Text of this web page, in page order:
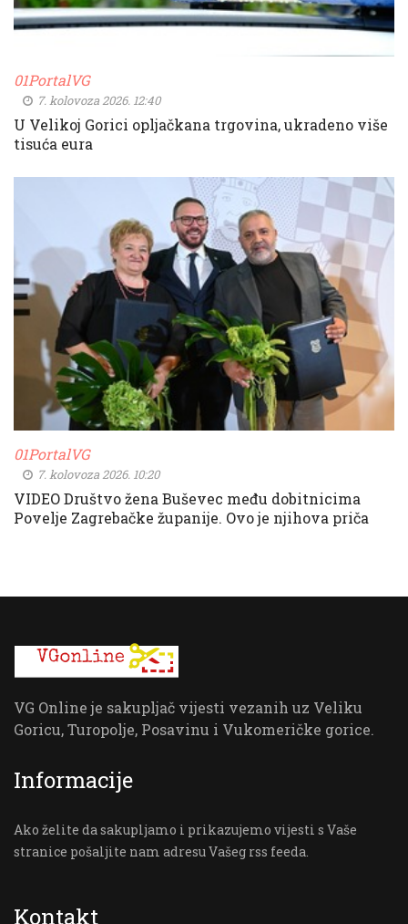
01PortalVG
7. kolovoza 2026. 12:40
U Velikoj Gorici opljačkana trgovina, ukradeno više
tisuća eura
01PortalVG
7. kolovoza 2026. 10:20
VIDEO Društvo žena Buševec među dobitnicima
Povelje Zagrebačke županije. Ovo je njihova priča
VG Online je sakupljač vijesti vezanih uz Veliku
Goricu, Turopolje, Posavinu i Vukomeričke gorice.
Informacije
Ako želite da sakupljamo i prikazujemo vijesti s Vaše
stranice pošaljite nam adresu Vašeg rss feeda.
Kontakt